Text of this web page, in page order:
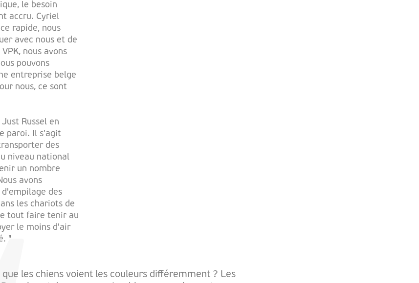
le besoin
accru. Cyriel
rapide, nous
avec nous et de
nous avons
pouvons
entreprise belge
nous, ce sont
Russel en
paroi. Il s'agit
des
niveau national
un nombre
avons
des
les chariots de
tout faire tenir au
le moins d'air
"
que les chiens voient les couleurs différemment ? Les